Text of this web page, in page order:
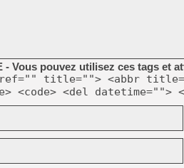
- Vous pouvez utilisez ces tags et
title=""> <abbr
<code> <del datetime="">